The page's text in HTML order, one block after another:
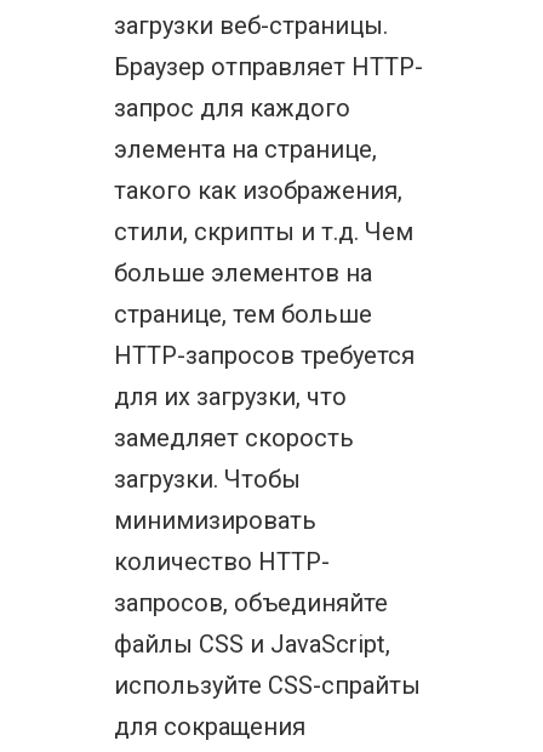
загрузки веб-страницы.
Браузер отправляет HTTP-
запрос для каждого
элемента на странице,
такого как изображения,
стили, скрипты и т.д. Чем
больше элементов на
странице, тем больше
HTTP-запросов требуется
для их загрузки, что
замедляет скорость
загрузки. Чтобы
минимизировать
количество HTTP-
запросов, объединяйте
файлы CSS и JavaScript,
используйте CSS-спрайты
для сокращения